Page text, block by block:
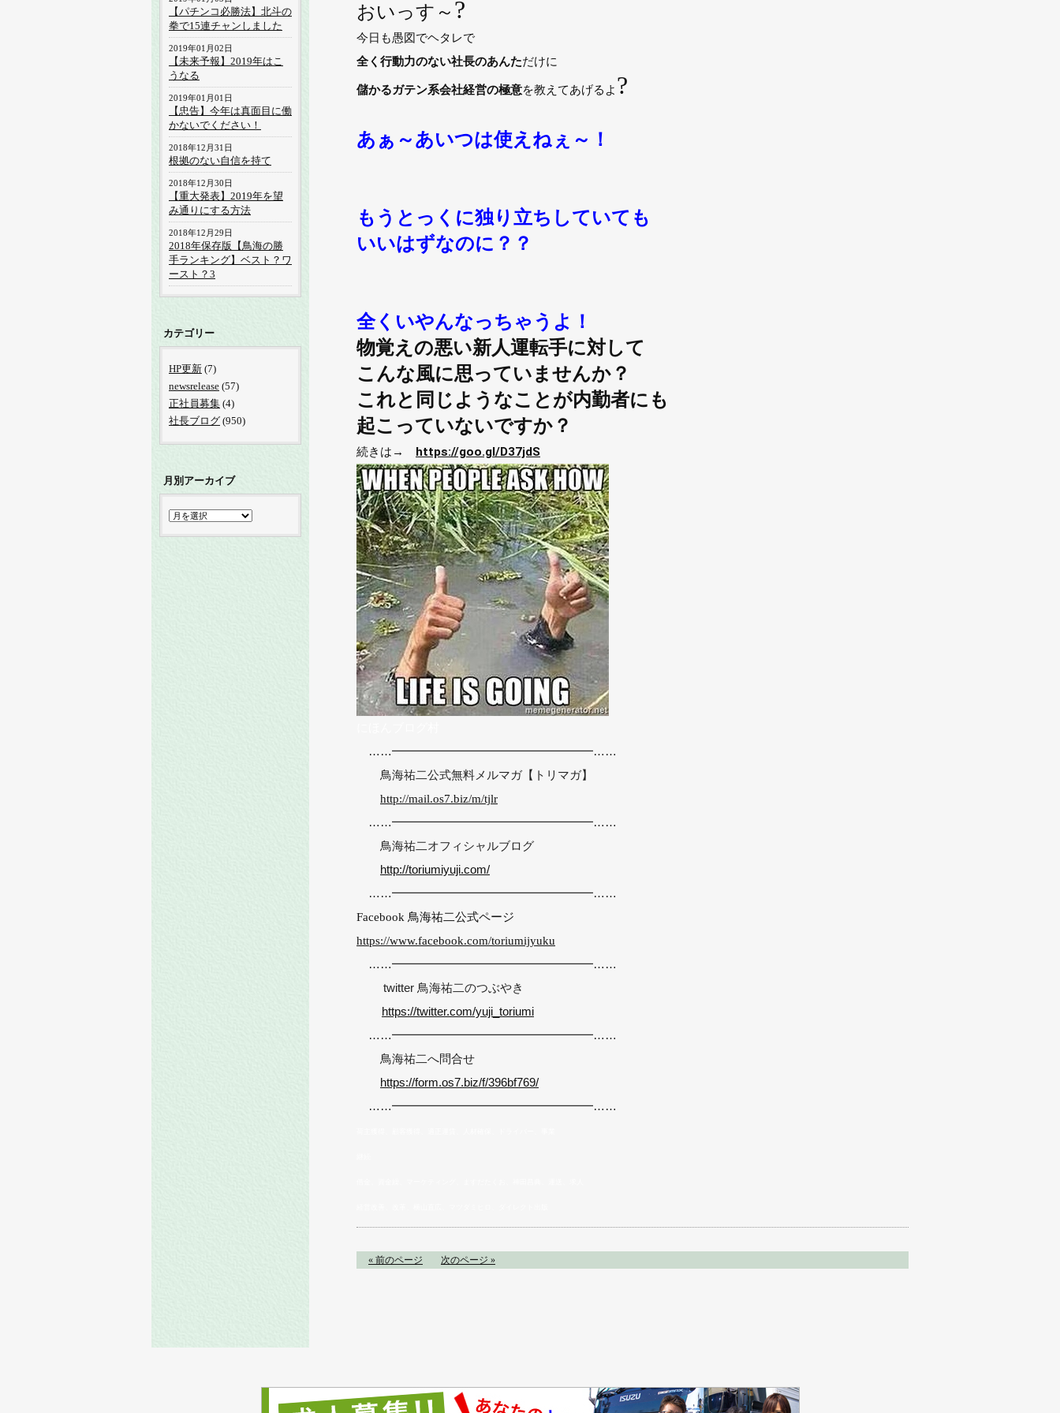
おいっす～ ?
今日も愚図でヘタレで
全く行動力のない社長のあんただけに
儲かるガテン系会社経営の極意を教えてあげるよ ?
あぁ～あいつは使えねぇ～！
もうとっくに独り立ちしていても
いいはずなのに？？
全くいやんなっちゃうよ！
物覚えの悪い新人運転手に対して
こんな風に思っていませんか？
これと同じようなことが内勤者にも
起こっていないですか？
続きは→ https://goo.gl/D37jdS
……━━━━━━━━━━━━━━━━━……
鳥海祐二公式無料メルマガ 【トリマガ】
http://mail.os7.biz/m/tjlr
……━━━━━━━━━━━━━━━━━……
鳥海祐二オフィシャルブログ
http://toriumiyuji.com/
……━━━━━━━━━━━━━━━━━……
Facebook 鳥海祐二公式ページ
https://www.facebook.com/toriumijyuku
……━━━━━━━━━━━━━━━━━……
twitter 鳥海祐二のつぶやき
https://twitter.com/yuji_toriumi
……━━━━━━━━━━━━━━━━━……
鳥海祐二へ問合せ
https://form.os7.biz/f/396bf769/
……━━━━━━━━━━━━━━━━━……
« 前のページ 次のページ »
【パチンコ必勝法】北斗の
拳で15連チャンしました
2019年01月02日
【未来予報】2019年はこ
うなる
2019年01月01日
【忠告】今年は真面目に働
かないでください！
2018年12月31日
根拠のない自信を持て
2018年12月30日
【重大発表】2019年を望
み通りにする方法
2018年12月29日
2018年保存版【鳥海の勝
手ランキング】ベスト？ワ
ースト？3
カテゴリー
HP更新 (7)
newsrelease (57)
正社員募集 (4)
社長ブログ (950)
月別アーカイブ